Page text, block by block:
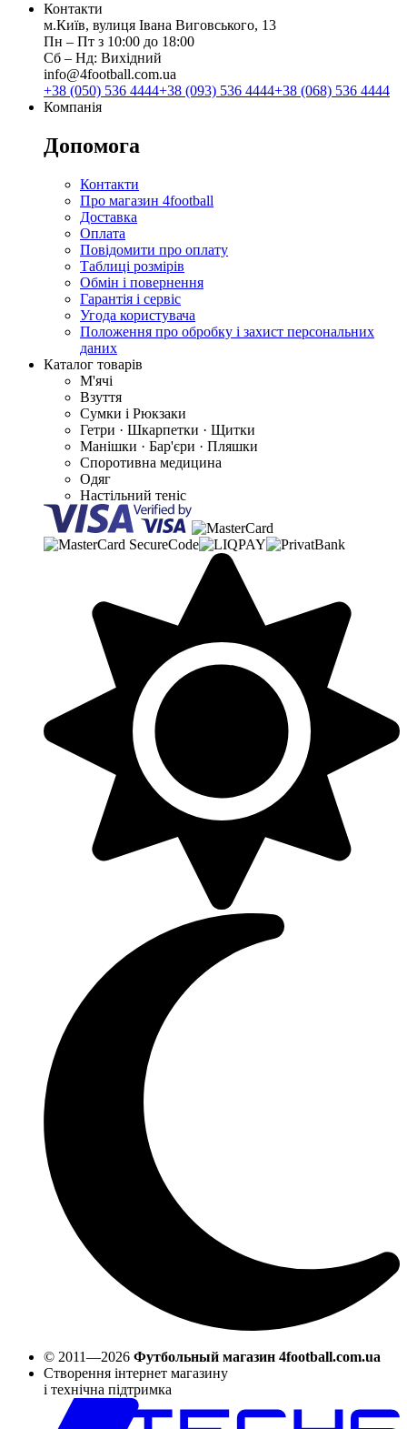
Контакти
м.Київ, вулиця Івана Виговського, 13
Пн ‒ Пт з 10:00 до 18:00
Сб ‒ Нд: Вихідний
info@4football.com.ua
+38 (050) 536 4444+38 (093) 536 4444+38 (068) 536 4444
Компанія
Допомога
Контакти
Про магазин 4football
Доставка
Оплата
Повідомити про оплату
Таблиці розмірів
Обмін і повернення
Гарантія і сервіс
Угода користувача
Положення про обробку і захист персональних
даних
Каталог товарів
М'ячі
Взуття
Сумки і Рюкзаки
Гетри · Шкарпетки · Щитки
Манішки · Бар'єри · Пляшки
Споротивна медицина
Одяг
Настільний теніс
© 2011—2026 Футбольный магазин 4football.com.ua
Створення інтернет магазину
і технічна підтримка